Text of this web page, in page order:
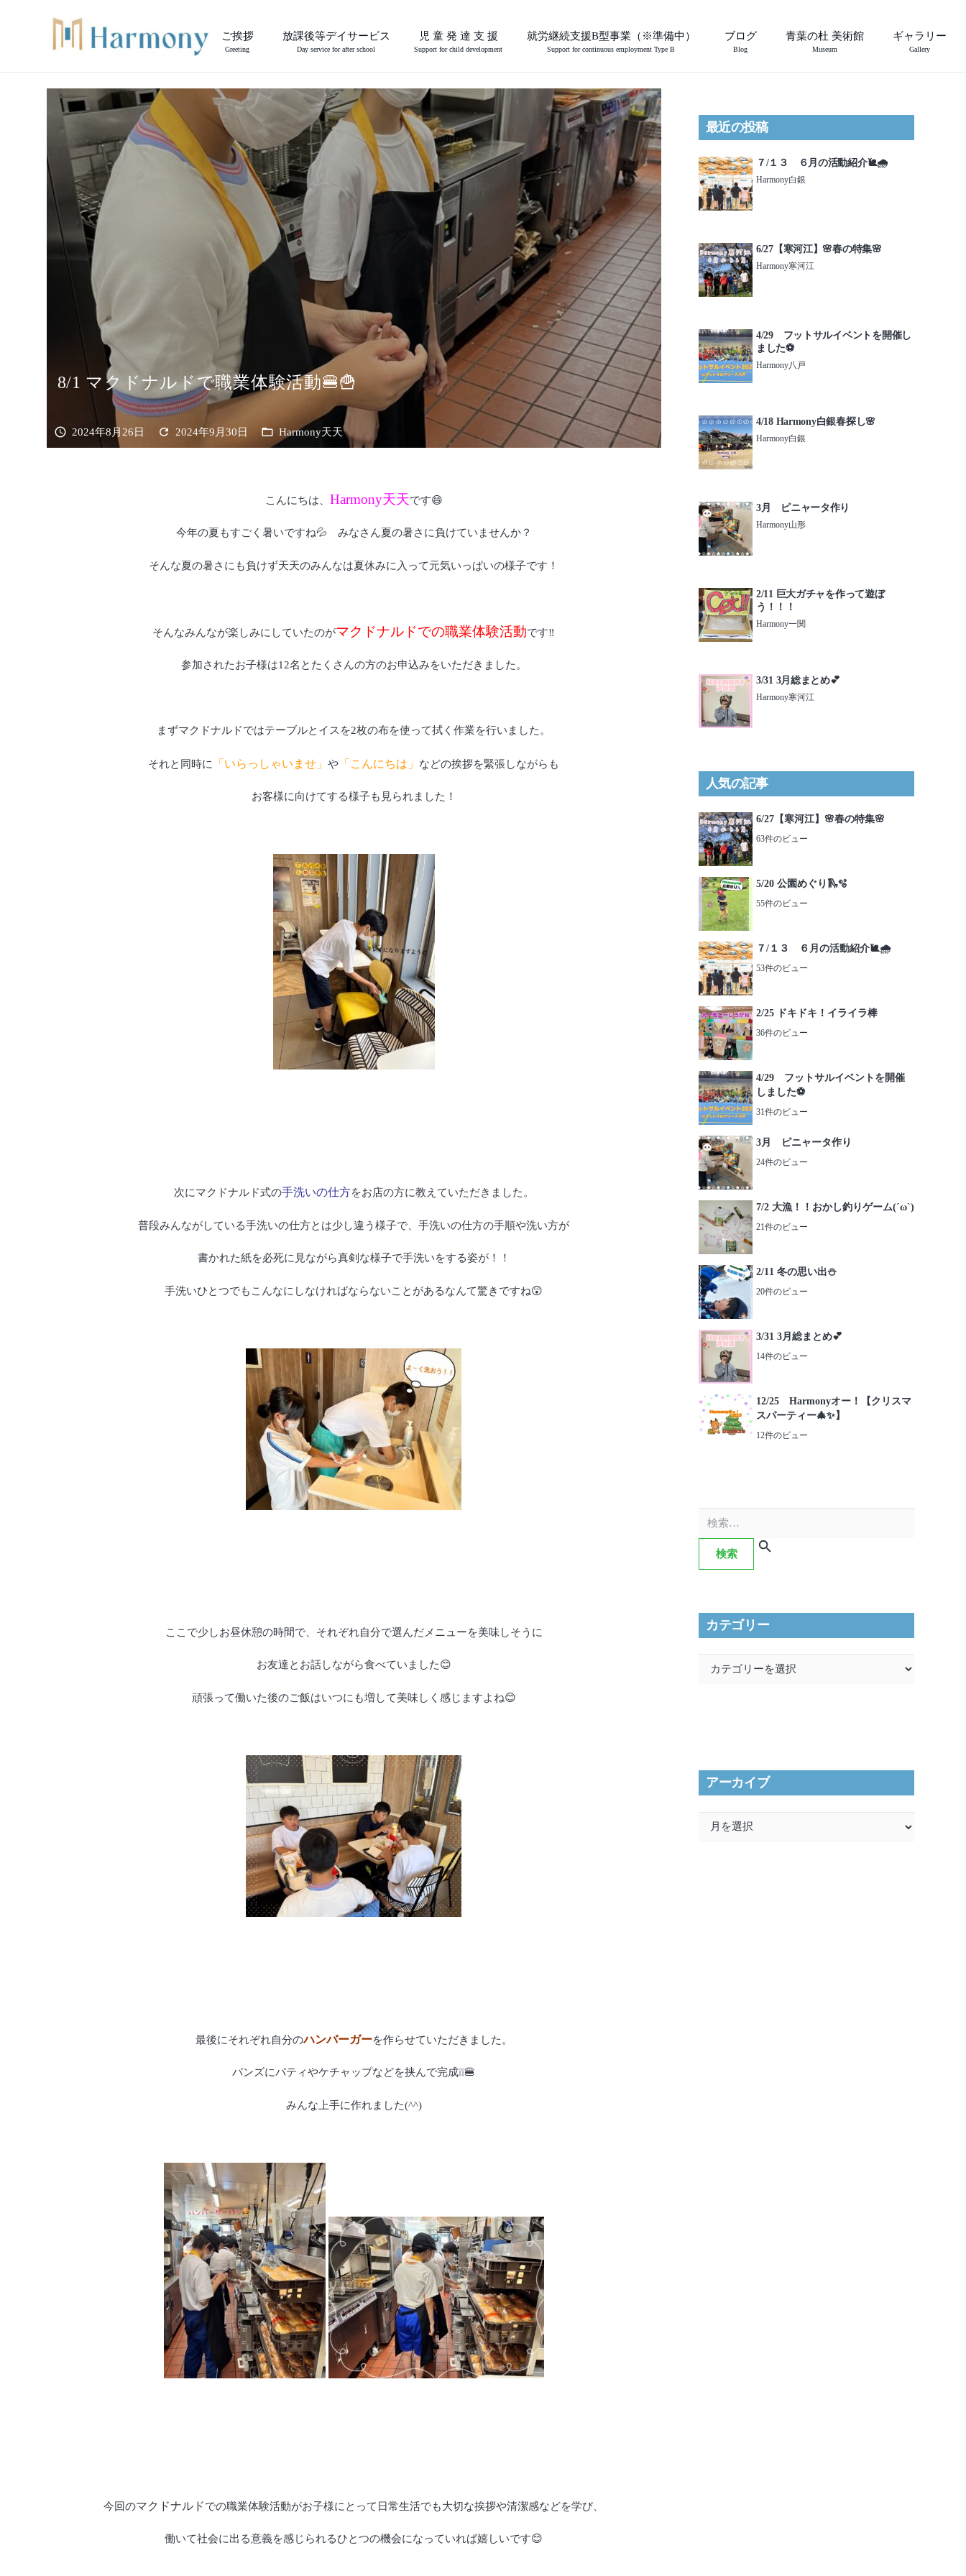
ご挨拶
Greeting
放課後等デイサービス
Day service for after school
児 童 発 達 支 援
Support for child development
就労継続支援B型事業（※準備中）
Support for continuous employment Type B
ブログ
Blog
青葉の杜 美術館
Museum
ギャラリー
Gallery
8/1 マクドナルドで職業体験活動🍔🍟
schedule 2024年8月26日 refresh 2024年9月30日 folder_open Harmony天天
こんにちは、 Harmony天天です😄
今年の夏もすごく暑いですね💦 みなさん夏の暑さに負けていませんか？
そんな夏の暑さにも負けず天天のみんなは夏休みに入って元気いっぱいの様子です！
そんなみんなが楽しみにしていたのがマクドナルドでの職業体験活動です‼
参加されたお子様は12名とたくさんの方のお申込みをいただきました。
まずマクドナルドではテーブルとイスを2枚の布を使って拭く作業を行いました。
それと同時に 「いらっしゃいませ」 や 「こんにちは」 などの挨拶を緊張しながらも
お客様に向けてする様子も見られました！
次にマクドナルド式の手洗いの仕方をお店の方に教えていただきました。
普段みんながしている手洗いの仕方とは少し違う様子で、手洗いの仕方の手順や洗い方が
書かれた紙を必死に見ながら真剣な様子で手洗いをする姿が！！
手洗いひとつでもこんなにしなければならないことがあるなんて驚きですね😲
ここで少しお昼休憩の時間で、それぞれ自分で選んだメニューを美味しそうに
お友達とお話しながら食べていました😊
頑張って働いた後のご飯はいつにも増して美味しく感じますよね😊
最後にそれぞれ自分のハンバーガーを作らせていただきました。
バンズにパティやケチャップなどを挟んで完成❕❕🍔
みんな上手に作れました(^^)
今回のマクドナルドでの職業体験活動がお子様にとって日常生活でも大切な挨拶や清潔感などを学び、
働いて社会に出る意義を感じられるひとつの機会になっていれば嬉しいです😊
最近の投稿
７/１３ ６月の活動紹介🐌🌧️
Harmony白銀
6/27【寒河江】🌸春の特集🌸
Harmony寒河江
4/29 フットサルイベントを開催し
ました⚽️
Harmony八戸
4/18 Harmony白銀春探し🌸
Harmony白銀
3月 ピニャータ作り
Harmony山形
2/11 巨大ガチャを作って遊ぼ
う！！！
Harmony一関
3/31 3月総まとめ💕
Harmony寒河江
人気の記事
6/27【寒河江】🌸春の特集🌸
63件のビュー
5/20 公園めぐり🛝🫧
55件のビュー
７/１３ ６月の活動紹介🐌🌧️
53件のビュー
2/25 ドキドキ！イライラ棒
36件のビュー
4/29 フットサルイベントを開催
しました⚽️
31件のビュー
3月 ピニャータ作り
24件のビュー
7/2 大漁！！おかし釣りゲーム(´ω`)
21件のビュー
2/11 冬の思い出⛄️
20件のビュー
3/31 3月総まとめ💕
14件のビュー
12/25 Harmonyオー！【クリスマ
スパーティー🎄✨】
12件のビュー
索:
カテゴリー
アーカイブ